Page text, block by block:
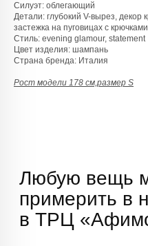
Силуэт: облегающий
Детали: глубокий V-вырез, декор
застежка на пуговицах с
Стиль: evening glamour, statement
Цвет изделия: шампань
Страна бренда: Италия
Рост модели 178 см,размер S